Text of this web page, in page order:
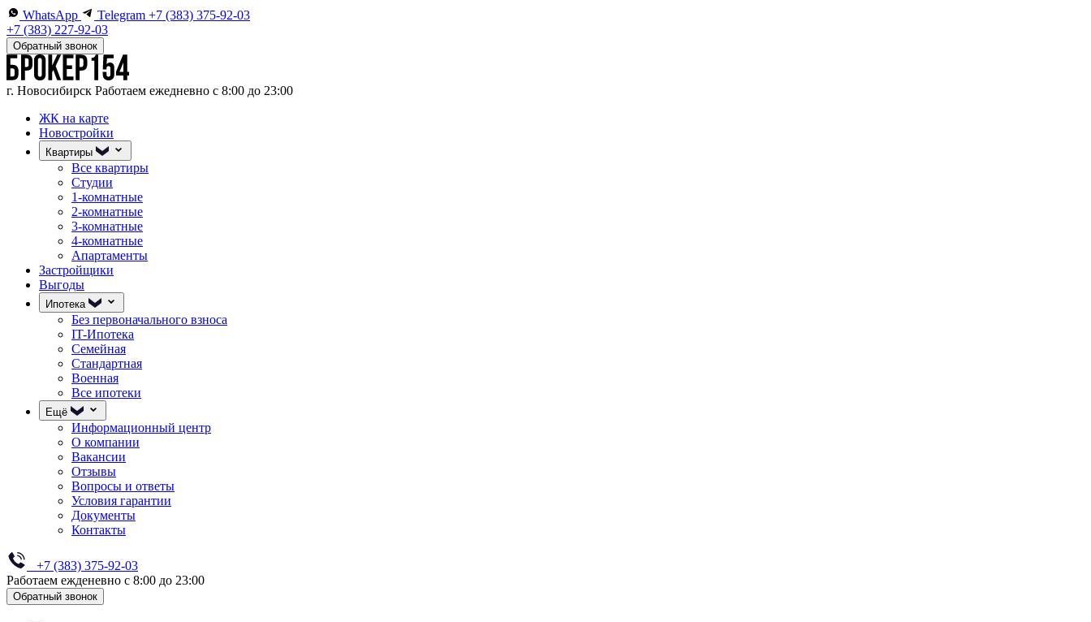
WhatsApp Telegram +7 (383) 375-92-03
+7 (383) 227-92-03
Обратный звонок
г. Новосибирск Работаем ежедневно с 8:00 до 23:00
ЖК на карте
Новостройки
Квартиры
Все квартиры
Студии
1-комнатные
2-комнатные
3-комнатные
4-комнатные
Апартаменты
Застройщики
Выгоды
Ипотека
Без первоначального взноса
IT-Ипотека
Семейная
Стандартная
Военная
Все ипотеки
Ещё
Информационный центр
О компании
Вакансии
Отзывы
Вопросы и ответы
Условия гарантии
Документы
Контакты
+7 (383) 375-92-03
Работаем ежденевно с 8:00 до 23:00
Обратный звонок